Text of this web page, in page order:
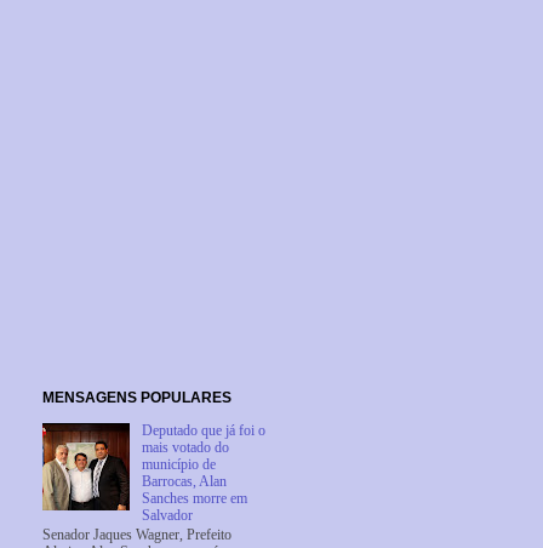
MENSAGENS POPULARES
Deputado que já foi o
mais votado do
município de
Barrocas, Alan
Sanches morre em
Salvador
Senador Jaques Wagner, Prefeito